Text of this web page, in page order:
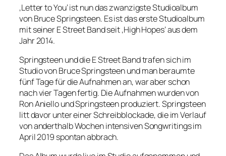
‚Letter to You‘ ist nun das zwanzigste Studioalbum
von Bruce Springsteen. Es ist das erste Studioalbum
mit seiner E Street Band seit ‚High Hopes‘ aus dem
Jahr 2014.
Springsteen und die E Street Band trafen sich im
Studio von Bruce Springsteen und man beraumte
fünf Tage für die Aufnahmen an, war aber schon
nach vier Tagen fertig. Die Aufnahmen wurden von
Ron Aniello und Springsteen produziert. Springsteen
litt davor unter einer Schreibblockade, die im Verlauf
von anderthalb Wochen intensiven Songwritings im
April 2019 spontan abbrach.